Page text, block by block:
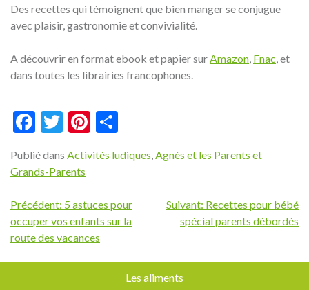
Des recettes qui témoignent que bien manger se conjugue
avec plaisir, gastronomie et convivialité.
A découvrir en format ebook et papier surAmazon, Fnac, et
dans toutes les librairies francophones.
Facebook
TwitterPinterest
Publié dans Activités ludiques,Agnès et les Parents et
Grands-Parents
Navigation
de
l’article
Précédent: 5 astuces pour
occuper vos enfants sur la
route des vacances
Suivant: Recettes pour bébé
spécial parents débordés
Les aliments